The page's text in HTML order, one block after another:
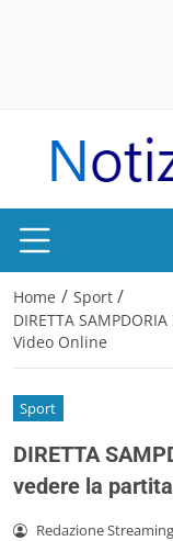
Home / Sport /
DIRETTA
Video Online
Sport
DIRETTA
vedere la
Redazione Streaming